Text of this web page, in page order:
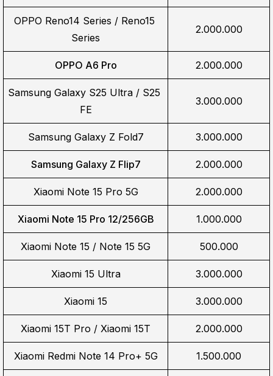
OPPO Reno14 Series / Reno15
Series
2.000.000
OPPO A6 Pro 2.000.000
Samsung Galaxy S25 Ultra / S25
FE
3.000.000
Samsung Galaxy Z Fold7 3.000.000
Samsung Galaxy Z Flip7 2.000.000
Xiaomi Note 15 Pro 5G 2.000.000
Xiaomi Note 15 Pro 12/256GB 1.000.000
Xiaomi Note 15 / Note 15 5G 500.000
Xiaomi 15 Ultra 3.000.000
Xiaomi 15 3.000.000
Xiaomi 15T Pro / Xiaomi 15T 2.000.000
Xiaomi Redmi Note 14 Pro+ 5G 1.500.000